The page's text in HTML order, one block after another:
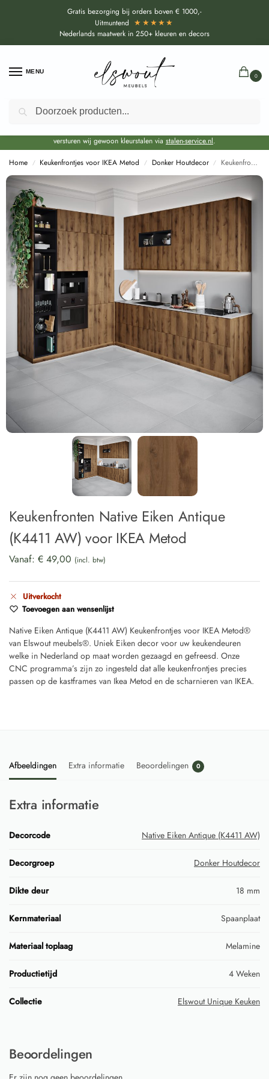
Gratis bezorging bij orders boven € 1000,-
Uitmuntend ★★★★★
Nederlands maatwerk in 250+ kleuren en decors
MENU
0
Door de bouwvakperiode geldt voor alle collecties momenteel een EXTRA
levertijd van circa 3-4 weken bovenop de reguliere levertijd.
versturen wij gewoon kleurstalen via stalen-service.nl.
Home / Keukenfrontjes voor IKEA Metod / Donker Houtdecor / Keukenfronten Native Eiken Antique (K4411 AW) voor IKEA Metod
Keukenfronten Native Eiken Antique
(K4411 AW) voor IKEA Metod
Vanaf: € 49,00 (incl. btw)
Uitverkocht
Toevoegen aan wensenlijst
Native Eiken Antique (K4411 AW) Keukenfrontjes voor IKEA Metod®
van Elswout meubels®. Uniek Eiken decor voor uw keukendeuren
welke in Nederland op maat worden gezaagd en gefreesd. Onze
CNC programma’s zijn zo ingesteld dat alle keukenfrontjes precies
passen op de kastframes van Ikea Metod en de scharnieren van IKEA.
Afbeeldingen Extra informatie Beoordelingen 0
Extra informatie
Decorcode Native Eiken Antique (K4411 AW)
Decorgroep Donker Houtdecor
Dikte deur 18 mm
Kernmateriaal Spaanplaat
Materiaal toplaag Melamine
Productietijd 4 Weken
Collectie Elswout Unique Keuken
Beoordelingen